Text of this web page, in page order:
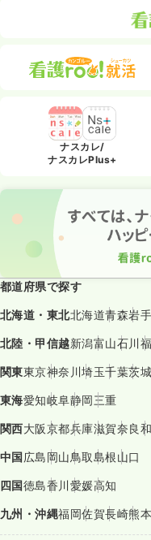
ナスカレ/
ナスカレPlus+
都道府県で探す
北海道・東北北海道青森岩
北陸・甲信越新潟富山石川
関東東京神奈川埼玉千葉茨
東海愛知岐阜静岡三重
関西大阪京都兵庫滋賀奈良
中国広島岡山鳥取島根山口
四国徳島香川愛媛高知
九州・沖縄福岡佐賀長崎熊本